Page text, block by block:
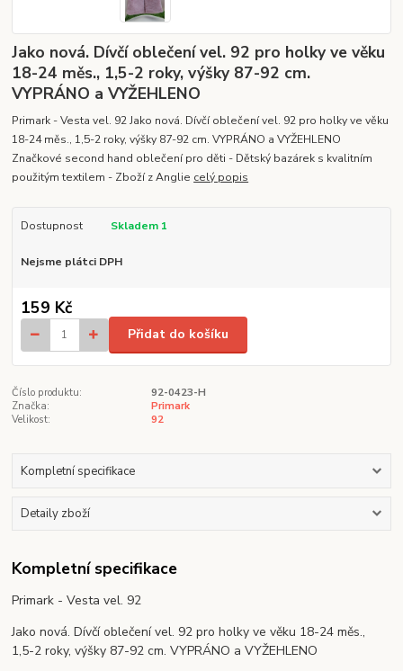
Jako nová. Dívčí oblečení vel. 92 pro holky ve věku
18-24 měs., 1,5-2 roky, výšky 87-92 cm.
VYPRÁNO a VYŽEHLENO
Primark - Vesta vel. 92 Jako nová. Dívčí oblečení vel. 92 pro holky ve věku
18-24 měs., 1,5-2 roky, výšky 87-92 cm. VYPRÁNO a VYŽEHLENO
Značkové second hand oblečení pro děti - Dětský bazárek s kvalitním
použitým textilem - Zboží z Anglie celý popis
Dostupnost Skladem 1
Nejsme plátci DPH
159 Kč
Přidat do košíku
Číslo produktu:
92-0423-H
Značka:
Primark
Velikost:
92
Kompletní specifikace
Detaily zboží
Kompletní specifikace
Primark - Vesta vel. 92
Jako nová. Dívčí oblečení vel. 92 pro holky ve věku 18-24 měs.,
1,5-2 roky, výšky 87-92 cm. VYPRÁNO a VYŽEHLENO